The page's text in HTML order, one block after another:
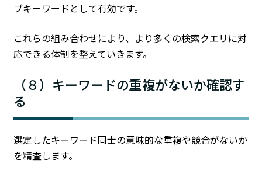
ブキーワードとして有効です。
これらの組み合わせにより、より多くの検索クエリに対
応できる体制を整えていきます。
（８）キーワードの重複がないか確認す
る
選定したキーワード同士の意味的な重複や競合がないか
を精査します。